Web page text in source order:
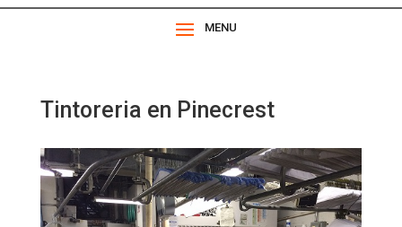
MENU
Tintoreria en Pinecrest